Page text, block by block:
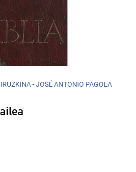
- JOSÉ ANTONIO PAGOLA